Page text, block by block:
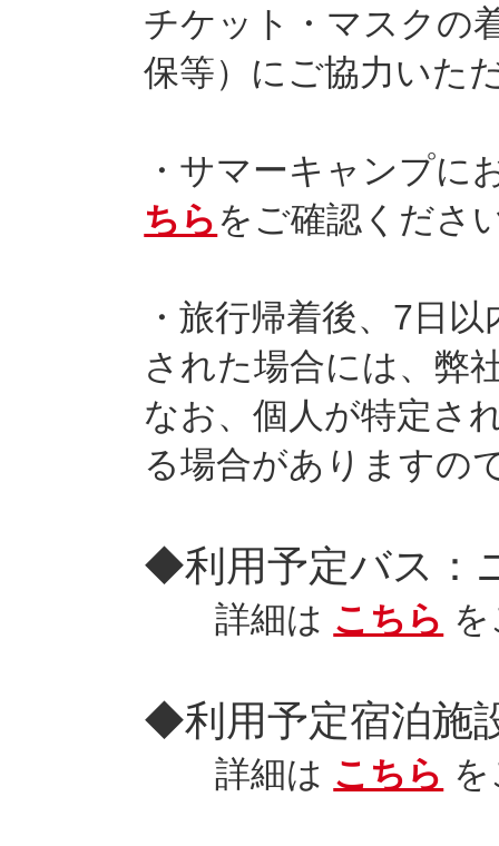
チケット・マスクの
保等）にご協力いた
・サマーキャンプに
ちらをご確認くださ
・旅行帰着後、7日
された場合には、弊
なお、個人が特定さ
る場合がありますの
◆利用予定バス：
詳細は こちら
◆利用予定宿泊施
詳細は こちら